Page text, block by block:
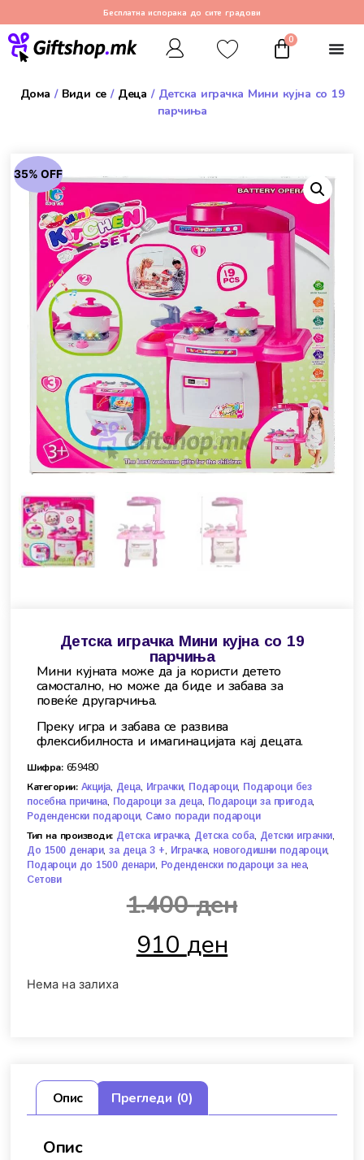
Бесплатна испорака до сите градови
0
Дома / Види се/ Деца / Детска играчка Мини кујна со 19
парчиња
35% OFF
Детска играчка Мини кујна со 19
парчиња
Мини кујната може да ја користи детето
самостално, но може да биде и забава за
повеќе другарчиња.
Преку игра и забава се развива
флексибилноста и имагинацијата кај децата.
Шифра: 659480
Категории: Акција, Деца, Играчки, Подароци, Подароци без
посебна причина, Подароци за деца, Подароци за пригода,
Роденденски подароци, Само поради подароци
Тип на производи: Детска играчка, Детска соба, Детски играчки,
До 1500 денари,за деца 3 +, Играчка, новогодишни подароци,
Подароци до 1500 денари, Роденденски подароци за неа,
Сетови
1.400ден
910ден
Нема на залиха
Опис Прегледи (0)
Опис